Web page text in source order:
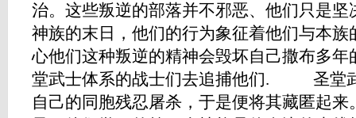
治。这些叛逆的部落并不邪恶、他们只是
神族的末日，他们的行为象征着他们与本
心他们这种叛逆的精神会毁坏自己撒布多年
堂武士体系的战士们去追捕他们. 圣堂
自己的同胞残忍屠杀，于是便将其藏匿起